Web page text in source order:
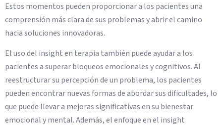
Estos momentos pueden proporcionar a los pacientes una
comprensión más clara de sus problemas y abrir el camino
hacia soluciones innovadoras.
El uso del insight en terapia también puede ayudar a los
pacientes a superar bloqueos emocionales y cognitivos. Al
reestructurar su percepción de un problema, los pacientes
pueden encontrar nuevas formas de abordar sus dificultades, lo
que puede llevar a mejoras significativas en su bienestar
emocional y mental. Además, el enfoque en el insight